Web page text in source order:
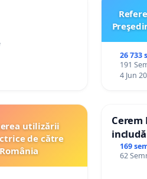
26 733
191
4 Jun
utilizării
de către
Cerem
169
62